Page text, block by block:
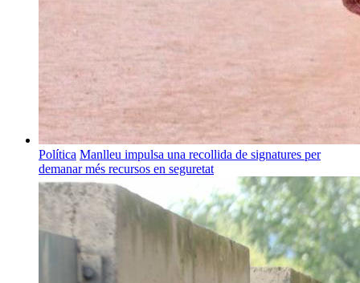
Política Manlleu impulsa una recollida de signatures per
demanar més recursos en seguretat